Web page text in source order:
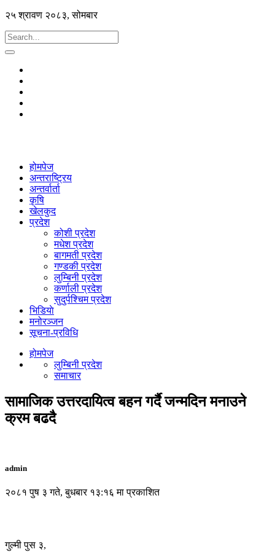
२५ श्रावण २०८३, सोमबार
होमपेज
अन्तराष्ट्रिय
अन्तर्वार्ता
कृषि
खेलकुद
प्रदेश
कोशी प्रदेश
मधेश प्रदेश
बागमती प्रदेश
गण्डकी प्रदेश
लुम्बिनी प्रदेश
कर्णाली प्रदेश
सुदुर्पश्चिम प्रदेश
भिडियाे
मनोरञ्जन
सूचना-प्रविधि
होमपेज
लुम्बिनी प्रदेश
समाचार
सामाजिक उत्तरदायित्व बहन गर्दै जन्मदिन मनाउने
क्रम बढदै
admin
२०८१ पुष ३ गते, बुधबार १३:१६ मा प्रकाशित
गुल्मी पुस ३,